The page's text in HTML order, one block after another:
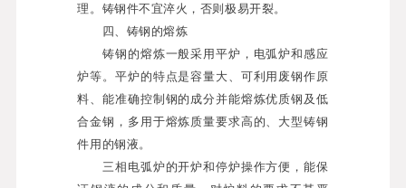
理。铸钢件不宜淬火，否则极易开裂。
四、铸钢的熔炼
铸钢的熔炼一般采用平炉，电弧炉和感应
炉等。平炉的特点是容量大、可利用废钢作原
料、能准确控制钢的成分并能熔炼优质钢及低
合金钢，多用于熔炼质量要求高的、大型铸钢
件用的钢液。
三相电弧炉的开炉和停炉操作方便，能保